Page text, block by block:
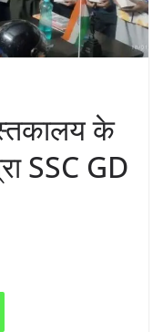
के
SSC GD